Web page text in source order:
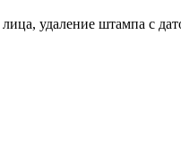
удаление штампа с